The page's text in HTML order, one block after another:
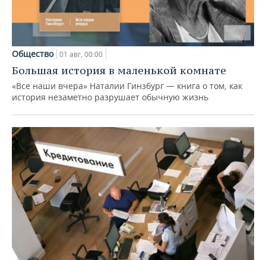
Общество 01 авг, 00:00
Большая история в маленькой комнате
«Все наши вчера» Наталии Гинзбург — книга о том, как
история незаметно разрушает обычную жизнь